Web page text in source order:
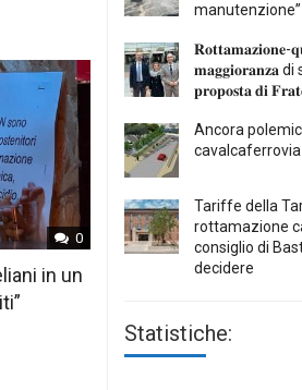
0
in un
manutenzione”
𝐑𝐨𝐭𝐭𝐚𝐦𝐚𝐳𝐢𝐨𝐧𝐞-
𝐦𝐚𝐠𝐠𝐢𝐨𝐫𝐚𝐧𝐳𝐚 di
𝐩𝐫𝐨𝐩𝐨𝐬𝐭𝐚 𝐝𝐢
Ancora
cavalcaferrovia
Tariffe della
rottamazione
consiglio di
decidere
Statistiche: